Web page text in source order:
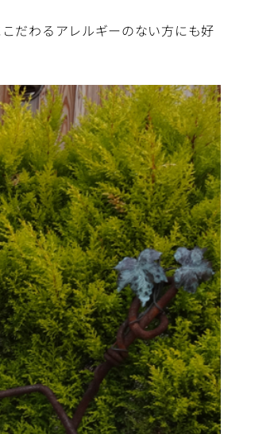
だわるアレルギーのない方にも好